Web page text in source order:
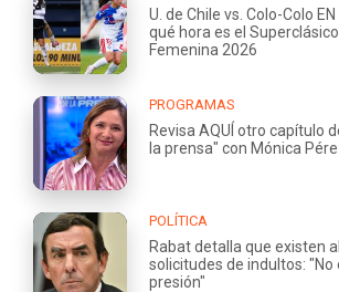
U. de Chile vs. Colo-Colo
qué hora es el
Femenina 2026
PROGRAMAS
Revisa AQUÍ otro capítulo
la prensa" con Mónica
POLÍTICA
Rabat detalla que existen
solicitudes de indultos: "No
presión"